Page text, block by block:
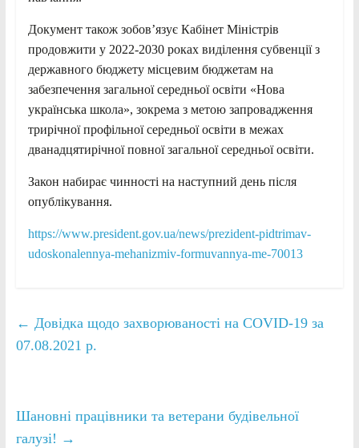
Документ також зобов’язує Кабінет Міністрів
продовжити у 2022-2030 роках виділення субвенції з
державного бюджету місцевим бюджетам на
забезпечення загальної середньої освіти «Нова
українська школа», зокрема з метою запровадження
трирічної профільної середньої освіти в межах
дванадцятирічної повної загальної середньої освіти.
Закон набирає чинності на наступний день після
опублікування.
https://www.president.gov.ua/news/prezident-pidtrimav-
udoskonalennya-mehanizmiv-formuvannya-me-70013
← Довідка щодо захворюваності на COVID-19 за
07.08.2021 р.
Шановні працівники та ветерани будівельної
галузі! →